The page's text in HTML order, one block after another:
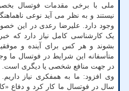
ملی با برخی مقدمات فوتسال
نیستند و به نظر می آید نوعی
وجود دارد. علیرضا رعدی در این
یک کارشناسی کامل نیاز دارد که
بشوند و هر کس برای آینده و
متأسفانه این شرایط در فوتسال ما
در جهت منافع شخصی یا دیگری است.
وی افزود: ما به همفکری نیاز
سال در فوتسال ما کار کرد و دفاع